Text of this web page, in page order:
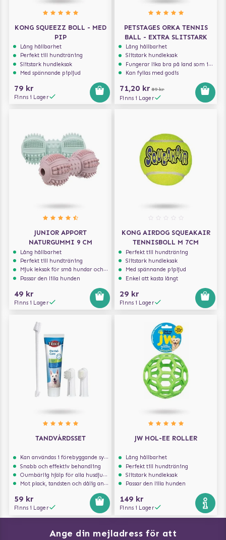
KONG SQUEEZZ BOLL - MED
PIP
Lång hållbarhet
Perfekt till hundträning
Slitstark hundleksak
Med spännande pipljud
79 kr
Finns i Lager
PETSTAGES ORKA TENNIS
BALL - EXTRA SLITSTARK
Lång hållbarhet
Slitstark hundleksak
Fungerar lika bra på land som i vatten
Kan fyllas med godis
71,20 kr 89 kr
Finns i Lager
JUNIOR APPORT
NATURGUMMI 9 CM
Lång hållbarhet
Perfekt till hundträning
Mjuk leksak för små hundar och valpar.
Passar den lilla hunden
49 kr
Finns i Lager
KONG AIRDOG SQUEAKAIR
TENNISBOLL M 7CM
Perfekt till hundträning
Slitstark hundleksak
Med spännande pipljud
Enkel att kasta långt
29 kr
Finns i Lager
TANDVÅRDSSET
Kan användas i förebyggande syfte
Snabb och effektiv behandling
Oumbärlig hjälp för alla husdjursägare
Mot plack, tandsten och dålig andedräkt
59 kr
Finns i Lager
JW HOL-EE ROLLER
Lång hållbarhet
Perfekt till hundträning
Slitstark hundleksak
Passar den lilla hunden
149 kr
Finns i Lager
Ange din mejladress för att